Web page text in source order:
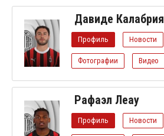
Давиде Калабрия
Профиль Новости
Фотографии Видео
Рафаэл Леау
Профиль Новости